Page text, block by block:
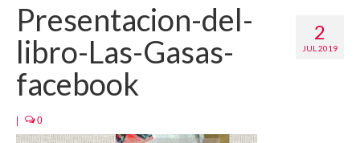
2
JUL 2019
Presentacion-del-
libro-Las-Gasas-
facebook
0